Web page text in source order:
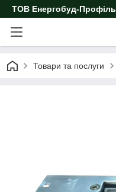
ТОВ Енергобуд-Профіль
Товари та послуги